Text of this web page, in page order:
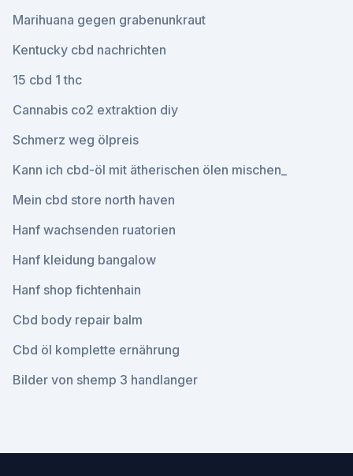
Marihuana gegen grabenunkraut
Kentucky cbd nachrichten
15 cbd 1 thc
Cannabis co2 extraktion diy
Schmerz weg ölpreis
Kann ich cbd-öl mit ätherischen ölen mischen_
Mein cbd store north haven
Hanf wachsenden ruatorien
Hanf kleidung bangalow
Hanf shop fichtenhain
Cbd body repair balm
Cbd öl komplette ernährung
Bilder von shemp 3 handlanger